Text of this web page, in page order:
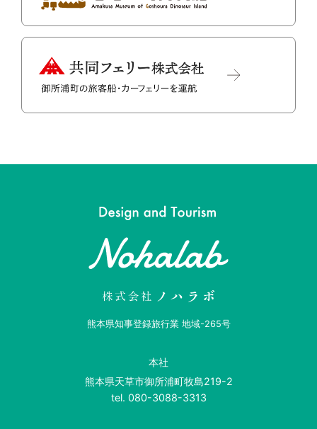
熊本県知事登録旅行業 地域-265号
本社
熊本県天草市御所浦町牧島219-2
tel. 080-3088-3313